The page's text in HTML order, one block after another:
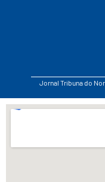
Jornal Tribuna do